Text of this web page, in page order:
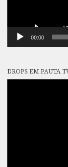
00:00
DROPS EM PAUTA